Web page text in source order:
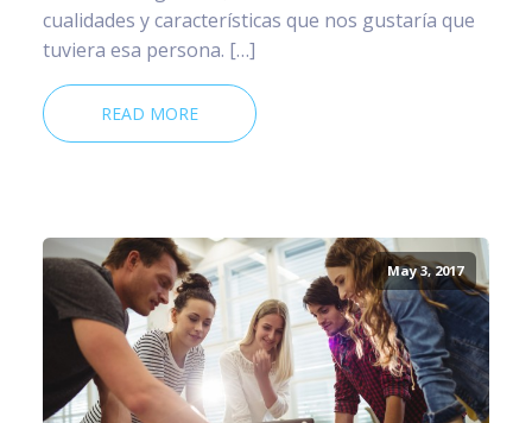
cualidades y características que nos gustaría que
tuviera esa persona. […]
READ MORE
May 3, 2017